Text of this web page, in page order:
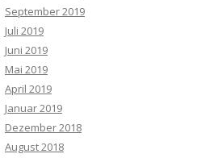
September 2019
Juli 2019
Juni 2019
Mai 2019
April 2019
Januar 2019
Dezember 2018
August 2018